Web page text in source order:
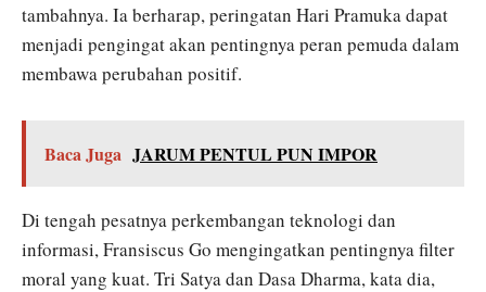
tambahnya. Ia berharap, peringatan Hari Pramuka dapat
menjadi pengingat akan pentingnya peran pemuda dalam
membawa perubahan positif.
Baca Juga JARUM PENTUL PUN IMPOR
Di tengah pesatnya perkembangan teknologi dan
informasi, Fransiscus Go mengingatkan pentingnya filter
moral yang kuat. Tri Satya dan Dasa Dharma, kata dia,